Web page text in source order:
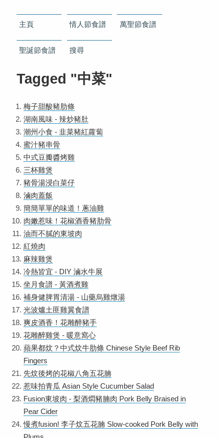
主頁 情人節食譜 萬聖節食譜
聖誕節食譜 搜尋
Tagged "中菜"
梅子甜酸豬肋條
湖南風味 - 辣炒豬肚
潮州小食 - 韭菜豬紅蘿蔔
蜜汁豬串骨
中式豆瓣醬烤雞
三杯雞煲
豬骨湯浸白菜仔
滷肉蓋飯
簡簡單單的味道！蔥油雞
肉嫩惹味！花椒酒香豬肋骨
油而不膩的東坡肉
紅燒肉
麻辣雞煲
冷熱皆宜 - DIY 滷水牛展
坐月食譜 - 黃酒煮雞
補身健脾胃清湯 - 山藥烏雞燉湯
光波爐土匪雞翼食譜
爽皮酒香！花雕醉豬手
花雕醉雞煲 - 暖意窩心
蘋果都炆？中式炆牛肋條 Chinese Style Beef Rib
Fingers
先炆後烤的花椒八角五花腩
惹味拍青瓜 Asian Style Cucumber Salad
Fusion東坡肉 - 梨酒燜豬腩肉 Pork Belly Braised in
Pear Cider
慢煮fusion! 李子炆五花腩 Slow-cooked Pork Belly with